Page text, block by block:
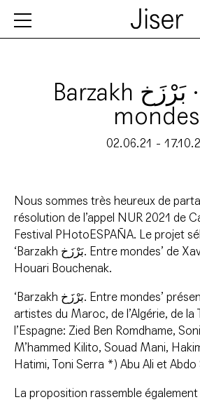
Barzakh بَرْزَخ · Entre
mondes
02.06.21 -
Nous sommes très heureux de
résolution de l’appel NUR 2021 de
Festival PHotoESPAÑA. Le projet
‘Barzakh بَرْزَخ. Entre mondes’ de Xavier de Luca et
Houari Bouchenak.
‘Barzakh بَرْزَخ. Entre mondes’ présente le travail de huit
artistes du Maroc, de l’Algérie, de la
l’Espagne: Zied Ben Romdhame,
M’hammed Kilito, Souad Mani,
Hatimi, Toni Serra *) Abu Ali et Abdo
La proposition rassemble